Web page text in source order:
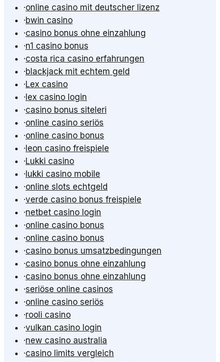
·online casino mit deutscher lizenz
·bwin casino
·casino bonus ohne einzahlung
·n1 casino bonus
·costa rica casino erfahrungen
·blackjack mit echtem geld
·Lex casino
·lex casino login
·casino bonus siteleri
·online casino seriös
·online casino bonus
·leon casino freispiele
·Lukki casino
·lukki casino mobile
·online slots echtgeld
·verde casino bonus freispiele
·netbet casino login
·online casino bonus
·online casino bonus
·casino bonus umsatzbedingungen
·casino bonus ohne einzahlung
·casino bonus ohne einzahlung
·seriöse online casinos
·online casino seriös
·rooli casino
·vulkan casino login
·new casino australia
·casino limits vergleich